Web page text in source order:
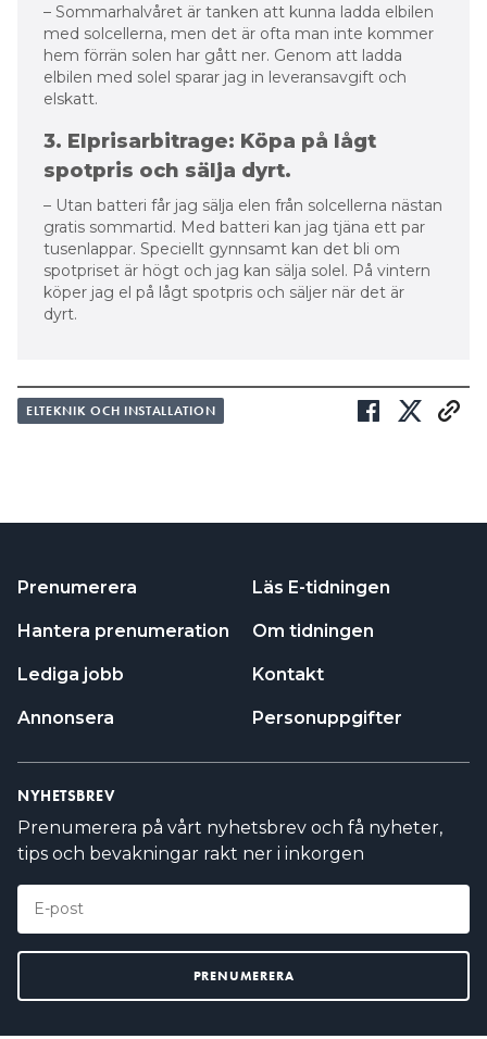
– Sommarhalvåret är tanken att kunna ladda elbilen
med solcellerna, men det är ofta man inte kommer
hem förrän solen har gått ner. Genom att ladda
elbilen med solel sparar jag in leveransavgift och
elskatt.
3. Elprisarbitrage: Köpa på lågt
spotpris och sälja dyrt.
– Utan batteri får jag sälja elen från solcellerna nästan
gratis sommartid. Med batteri kan jag tjäna ett par
tusenlappar. Speciellt gynnsamt kan det bli om
spotpriset är högt och jag kan sälja solel. På vintern
köper jag el på lågt spotpris och säljer när det är
dyrt.
ELTEKNIK OCH INSTALLATION
Prenumerera
Hantera prenumeration
Lediga jobb
Annonsera
Läs E-tidningen
Om tidningen
Kontakt
Personuppgifter
NYHETSBREV
Prenumerera på vårt nyhetsbrev och få nyheter,
tips och bevakningar rakt ner i inkorgen